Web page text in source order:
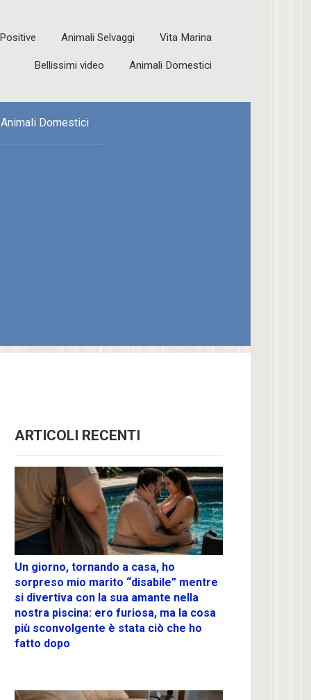
Animali Selvaggi Vita Marina
Bellissimi video Animali Domestici
Animali Domestici
ARTICOLI RECENTI
Un giorno, tornando a casa, ho
sorpreso mio marito “disabile” mentre
si divertiva con la sua amante nella
nostra piscina: ero furiosa, ma la cosa
più sconvolgente è stata ciò che ho
fatto dopo